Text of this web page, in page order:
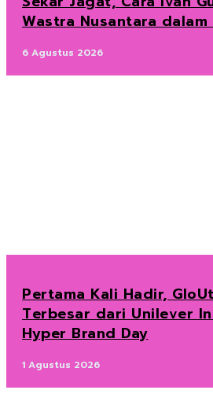
Wastra Nusantara
6 Agustus 2026
Pertama Kali Hadir,
Terbesar dari Unilever
Hyper Brand Day
1 Agustus 2026